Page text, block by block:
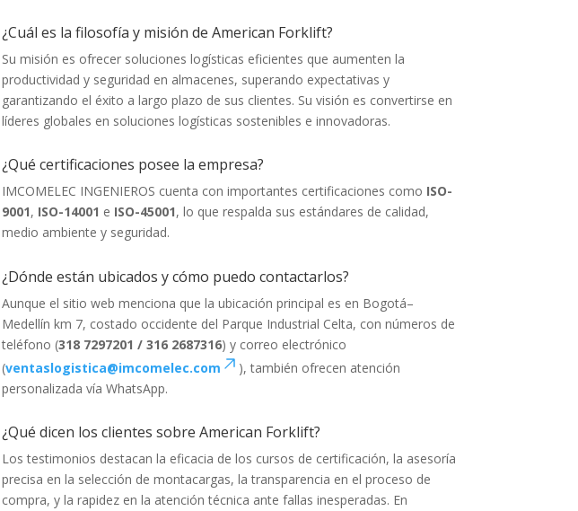
¿Cuál es la filosofía y misión de American Forklift?
Su misión es ofrecer soluciones logísticas eficientes que aumenten la
productividad y seguridad en almacenes, superando expectativas y
garantizando el éxito a largo plazo de sus clientes. Su visión es convertirse en
líderes globales en soluciones logísticas sostenibles e innovadoras.
¿Qué certificaciones posee la empresa?
IMCOMELEC INGENIEROS cuenta con importantes certificaciones como ISO-
9001, ISO-14001 e ISO-45001, lo que respalda sus estándares de calidad,
medio ambiente y seguridad.
¿Dónde están ubicados y cómo puedo contactarlos?
Aunque el sitio web menciona que la ubicación principal es en Bogotá–
Medellín km 7, costado occidente del Parque Industrial Celta, con números de
teléfono (318 7297201 / 316 2687316) y correo electrónico
(ventaslogistica@imcomelec.com
), también ofrecen atención
personalizada vía WhatsApp.
¿Qué dicen los clientes sobre American Forklift?
Los testimonios destacan la eficacia de los cursos de certificación, la asesoría
precisa en la selección de montacargas, la transparencia en el proceso de
compra, y la rapidez en la atención técnica ante fallas inesperadas. En